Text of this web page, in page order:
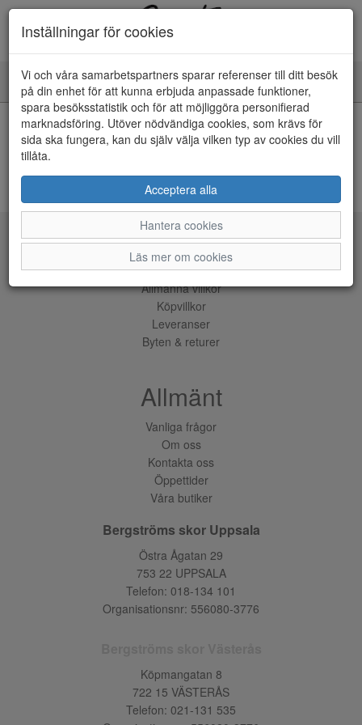
Toggle
navigation
HEM
Kunde inte hitta några artiklar...
ÅNGRA KÖP
Inställningar för cookies
Vi och våra samarbetspartners sparar referenser till ditt besök
på din enhet för att kunna erbjuda anpassade funktioner,
spara besöksstatistik och för att möjliggöra personifierad
marknadsföring. Utöver nödvändiga cookies, som krävs för
sida ska fungera, kan du själv välja vilken typ av cookies du vill
tillåta.
Acceptera alla
Hantera cookies
Läs mer om cookies
Tjänster
Allmänna villkor
Köpvillkor
Leveranser
Byten & returer
Allmänt
Vanliga frågor
Om oss
Kontakta oss
Öppettider
Våra butiker
Bergströms skor Uppsala
Östra Ågatan 29
753 22 UPPSALA
Telefon: 018-134 101
Organisationsnr: 556080-3776
Köpmangatan 8
722 15 VÄSTERÅS
Telefon: 021-131 535